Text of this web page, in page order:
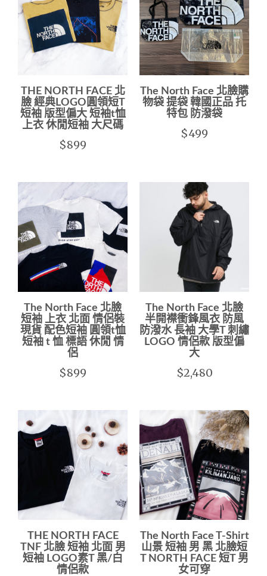
THE NORTH FACE 北
臉 經典LOGO圓領短T
短袖 版型偏大 短袖t恤
上衣 休閒短袖 大尺碼
$899
The North Face 北臉購
物袋 提袋 韓國正品 托
特包 防潑袋
$499
The North Face 北臉
短袖 上衣 北面 情侶裝
現貨 配色短袖 圓領t恤
短袖 t 恤 標語 休閒 情
侶
$899
The North Face 北臉
半開襟衝鋒風衣 防風
防潑水 長袖 大學T 刺繡
LOGO 情侶款 版型偏
大
$2,480
THE NORTH FACE
TNF 北臉 短袖 北面 男
短袖 LOGO素T 黑/白
情侶款
The North Face T-Shirt
山景 短袖 男 黑 北臉短
T NORTH FACE 短T 男
女可穿